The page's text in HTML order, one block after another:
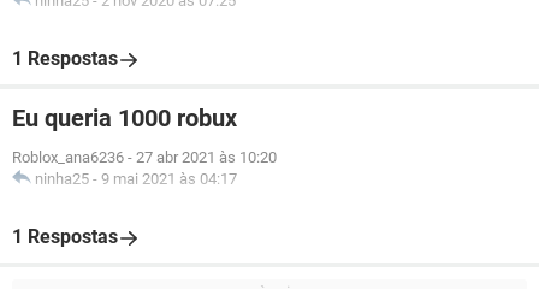
1 Respostas
Eu queria 1000 robux
Roblox_ana6236 - 27 abr 2021 às 10:20
ninha25 - 9 mai 2021 às 04:17
1 Respostas